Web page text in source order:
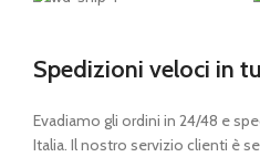
Spedizioni veloci in
Evadiamo gli ordini in 24/48 e
Italia. Il nostro servizio clienti è